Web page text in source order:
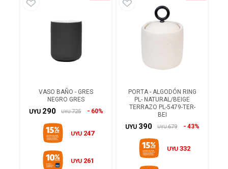
VASO BAÑO - GRES
NEGRO GRES
UYU 290 UYU 725 60%
UYU 247
UYU 261
PORTA - ALGODÓN RING
PL- NATURAL/BEIGE
TERRAZO PL-5479-TER-
BEI
UYU 390 UYU 679 43%
UYU 332